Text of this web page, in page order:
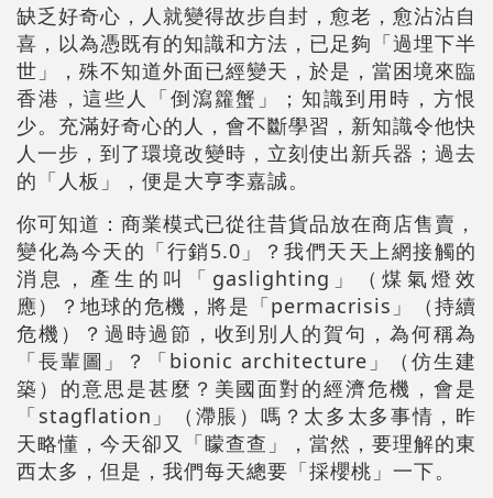
缺乏好奇心，人就變得故步自封，愈老，愈沾沾自
喜，以為憑既有的知識和方法，已足夠「過埋下半
世」，殊不知道外面已經變天，於是，當困境來臨
香港，這些人「倒瀉籮蟹」；知識到用時，方恨
少。充滿好奇心的人，會不斷學習，新知識令他快
人一步，到了環境改變時，立刻使出新兵器；過去
的「人板」，便是大亨李嘉誠。
你可知道：商業模式已從往昔貨品放在商店售賣，
變化為今天的「行銷5.0」？我們天天上網接觸的
消息，產生的叫「gaslighting」（煤氣燈效
應）？地球的危機，將是「permacrisis」（持續
危機）？過時過節，收到別人的賀句，為何稱為
「長輩圖」？「bionic architecture」（仿生建
築）的意思是甚麼？美國面對的經濟危機，會是
「stagflation」（滯脹）嗎？太多太多事情，昨
天略懂，今天卻又「矇查查」，當然，要理解的東
西太多，但是，我們每天總要「採櫻桃」一下。